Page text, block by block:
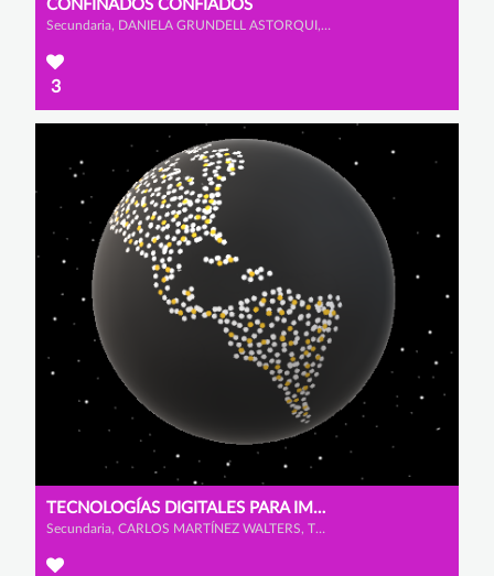
CONFINADOS CONFIADOS
Secundaria, DANIELA GRUNDELL ASTORQUI, CARLOS CASTAÑO COLLADO y IGNACIO GARRIDO VITI
3
TECNOLOGÍAS DIGITALES PARA IMPULSAR LA CIUDADANÍA DIGITAL
Secundaria, CARLOS MARTÍNEZ WALTERS, TERESA YOHN MOINELO y CLARA VALENTINA DE LEÓN ÁVILA